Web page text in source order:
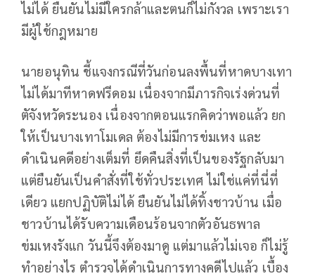
ไม่ได้ ยืนยันไม่มีใครกล้าและตนก็ไม่กังวล เพราะเรา
มีผู้ใช้กฎหมาย
นายอนุทิน ชี้แจงกรณีที่วันก่อนลงพื้นที่หาดบางเทา
ไม่ได้มาทีหาดฟรีดอม เนื่องจากมีภารกิจเร่งด่วนที่
ตัจังหวัดระนอง เนื่องจากตอนแรกคิดว่าพอแล้ว ยก
ให้เป็นบางเทาโมเดล ต้องไม่มีการข่มเหง และ
ดำเนินคดีอย่างเต็มที่ ยึดคืนสิ่งที่เป็นของรัฐกลับมา
แต่ยืนยันเป็นคำสั่งที่ใช้ทั่วประเทศ ไม่ใช่แค่ที่นี่ที่
เดียว แยกปฏิบัติไม่ได้ ยืนยันไม่ได้ทิ้งชาวบ้าน เมื่อ
ชาวบ้านได้รับความเดือนร้อนจากตัวอันธพาล
ข่มเหงรังแก วันนี้จึงต้องมาดู แต่มาแล้วไม่เจอ ก็ไม่รู้
ทำอย่างไร ตำรวจได้ดำเนินการทางคดีไปแล้ว เบื้อง